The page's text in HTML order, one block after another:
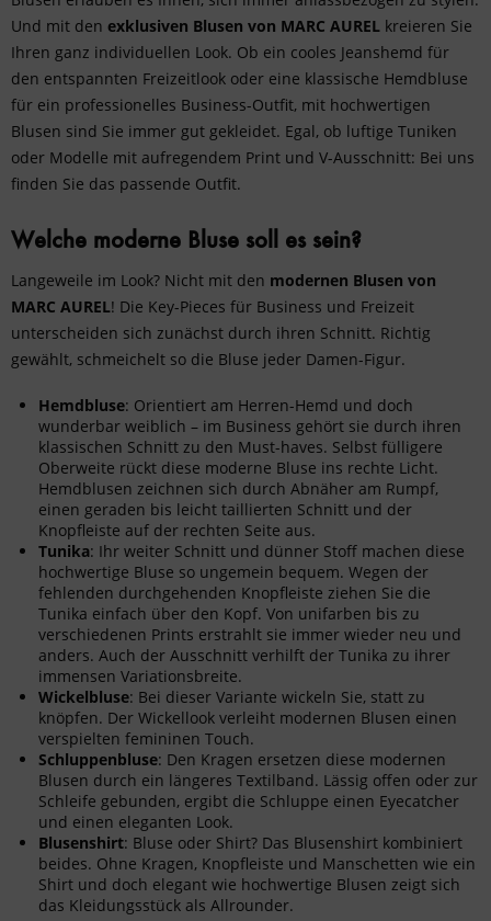
Und mit den exklusiven Blusen von MARC AUREL kreieren Sie
Ihren ganz individuellen Look. Ob ein cooles Jeanshemd für
den entspannten Freizeitlook oder eine klassische Hemdbluse
für ein professionelles Business-Outfit, mit hochwertigen
Blusen sind Sie immer gut gekleidet. Egal, ob luftige Tuniken
oder Modelle mit aufregendem Print und V-Ausschnitt: Bei uns
finden Sie das passende Outfit.
Welche moderne Bluse soll es sein?
Langeweile im Look? Nicht mit den modernen Blusen von
MARC AUREL! Die Key-Pieces für Business und Freizeit
unterscheiden sich zunächst durch ihren Schnitt. Richtig
gewählt, schmeichelt so die Bluse jeder Damen-Figur.
Hemdbluse: Orientiert am Herren-Hemd und doch
wunderbar weiblich – im Business gehört sie durch ihren
klassischen Schnitt zu den Must-haves. Selbst fülligere
Oberweite rückt diese moderne Bluse ins rechte Licht.
Hemdblusen zeichnen sich durch Abnäher am Rumpf,
einen geraden bis leicht taillierten Schnitt und der
Knopfleiste auf der rechten Seite aus.
Tunika: Ihr weiter Schnitt und dünner Stoff machen diese
hochwertige Bluse so ungemein bequem. Wegen der
fehlenden durchgehenden Knopfleiste ziehen Sie die
Tunika einfach über den Kopf. Von unifarben bis zu
verschiedenen Prints erstrahlt sie immer wieder neu und
anders. Auch der Ausschnitt verhilft der Tunika zu ihrer
immensen Variationsbreite.
Wickelbluse: Bei dieser Variante wickeln Sie, statt zu
knöpfen. Der Wickellook verleiht modernen Blusen einen
verspielten femininen Touch.
Schluppenbluse: Den Kragen ersetzen diese modernen
Blusen durch ein längeres Textilband. Lässig offen oder zur
Schleife gebunden, ergibt die Schluppe einen Eyecatcher
und einen eleganten Look.
Blusenshirt: Bluse oder Shirt? Das Blusenshirt kombiniert
beides. Ohne Kragen, Knopfleiste und Manschetten wie ein
Shirt und doch elegant wie hochwertige Blusen zeigt sich
das Kleidungsstück als Allrounder.